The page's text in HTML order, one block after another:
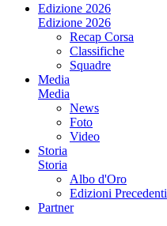
Edizione 2026
Edizione 2026
Recap Corsa
Classifiche
Squadre
Media
Media
News
Foto
Video
Storia
Storia
Albo d'Oro
Edizioni Precedenti
Partner